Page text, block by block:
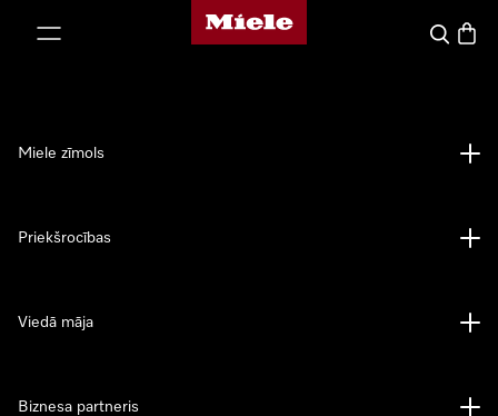
Miele mājas lapa
Miele zīmols
Priekšrocības
Viedā māja
Biznesa partneris